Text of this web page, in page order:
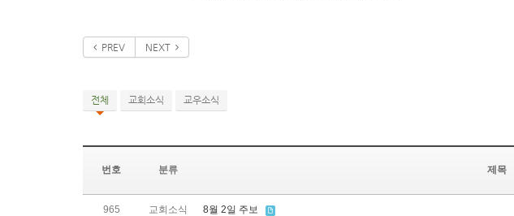
PREV NEXT
전체 교회소식 교우소식
번호 분류 제목
965 교회소식 8월 2일 주보